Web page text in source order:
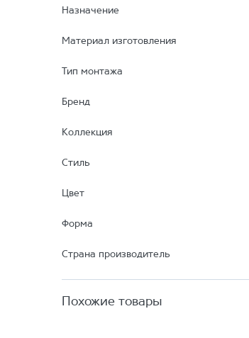
Назначение
Материал изготовления
Тип монтажа
Бренд
Коллекция
Стиль
Цвет
Форма
Страна производитель
Похожие товары